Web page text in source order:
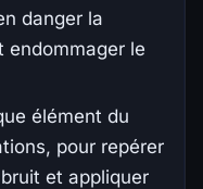
danger la
endommager le
élément du
pour repérer
et appliquer